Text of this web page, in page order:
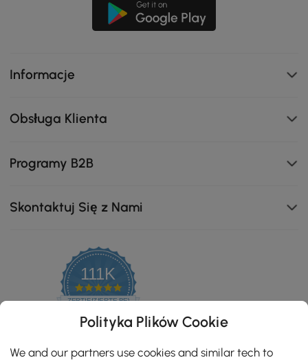
Informacje
Obsługa Klienta
Programy B2B
Skontaktuj Się z Nami
111K
4.8
star
ZERTIFIZIERTE BEWERTUNGEN
Polityka Plików Cookie
We and our partners use cookies and similar tech to